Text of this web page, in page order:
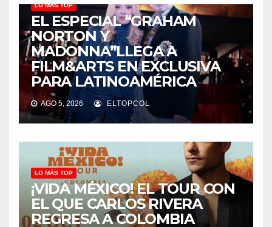
LO MÁS TOP
EL ESPECIAL “GRAHAM
NORTON Y
MADONNA”LLEGA A
FILM&ARTS EN EXCLUSIVA
PARA LATINOAMÉRICA
AGO 5, 2026 ELTOPCOL
LO MÁS TOP
¡VIDA MÉXICO! EL TOUR CON
EL QUE CARLOS RIVERA
REGRESA A COLOMBIA